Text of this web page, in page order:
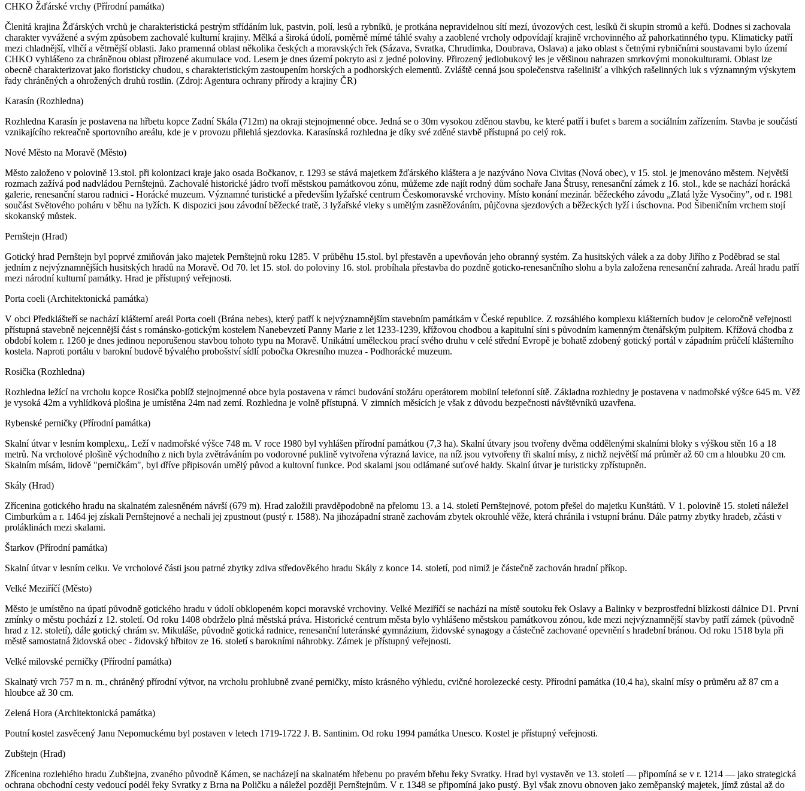
CHKO Žďárské vrchy (Přírodní památka)
Členitá krajina Žďárských vrchů je charakteristická pestrým střídáním luk, pastvin, polí, lesů a rybníků, je protkána nepravidelnou sítí mezí, úvozových cest, lesíků či skupin stromů a keřů. Dodnes si zachovala
charakter vyvážené a svým způsobem zachovalé kulturní krajiny. Mělká a široká údolí, poměrně mírné táhlé svahy a zaoblené vrcholy odpovídají krajině vrchovinného až pahorkatinného typu. Klimaticky patří
mezi chladnější, vlhčí a větrnější oblasti. Jako pramenná oblast několika českých a moravských řek (Sázava, Svratka, Chrudimka, Doubrava, Oslava) a jako oblast s četnými rybničními soustavami bylo území
CHKO vyhlášeno za chráněnou oblast přirozené akumulace vod. Lesem je dnes území pokryto asi z jedné poloviny. Přirozený jedlobukový les je většinou nahrazen smrkovými monokulturami. Oblast lze
obecně charakterizovat jako floristicky chudou, s charakteristickým zastoupením horských a podhorských elementů. Zvláště cenná jsou společenstva rašelinišť a vlhkých rašelinných luk s významným výskytem
řady chráněných a ohrožených druhů rostlin. (Zdroj: Agentura ochrany přírody a krajiny ČR)
Karasín (Rozhledna)
Rozhledna Karasín je postavena na hřbetu kopce Zadní Skála (712m) na okraji stejnojmenné obce. Jedná se o 30m vysokou zděnou stavbu, ke které patří i bufet s barem a sociálním zařízením. Stavba je součástí
vznikajícího rekreačně sportovního areálu, kde je v provozu přilehlá sjezdovka. Karasínská rozhledna je díky své zděné stavbě přístupná po celý rok.
Nové Město na Moravě (Město)
Město založeno v polovině 13.stol. při kolonizaci kraje jako osada Bočkanov, r. 1293 se stává majetkem žďárského kláštera a je nazýváno Nova Civitas (Nová obec), v 15. stol. je jmenováno městem. Největší
rozmach zažívá pod nadvládou Pernštejnů. Zachovalé historické jádro tvoří městskou památkovou zónu, můžeme zde najít rodný dům sochaře Jana Štrusy, renesanční zámek z 16. stol., kde se nachází horácká
galerie, renesanční starou radnici - Horácké muzeum. Významné turistické a především lyžařské centrum Českomoravské vrchoviny. Místo konání mezinár. běžeckého závodu „Zlatá lyže Vysočiny", od r. 1981
součást Světového poháru v běhu na lyžích. K dispozici jsou závodní běžecké tratě, 3 lyžařské vleky s umělým zasněžováním, půjčovna sjezdových a běžeckých lyží i úschovna. Pod Šibeničním vrchem stojí
skokanský můstek.
Pernštejn (Hrad)
Gotický hrad Pernštejn byl poprvé zmiňován jako majetek Pernštejnů roku 1285. V průběhu 15.stol. byl přestavěn a upevňován jeho obranný systém. Za husitských válek a za doby Jiřího z Poděbrad se stal
jedním z nejvýznamnějších husitských hradů na Moravě. Od 70. let 15. stol. do poloviny 16. stol. probíhala přestavba do pozdně goticko-renesančního slohu a byla založena renesanční zahrada. Areál hradu patří
mezi národní kulturní památky. Hrad je přístupný veřejnosti.
Porta coeli (Architektonická památka)
V obci Předklášteří se nachází klášterní areál Porta coeli (Brána nebes), který patří k nejvýznamnějším stavebním památkám v České republice. Z rozsáhlého komplexu klášterních budov je celoročně veřejnosti
přístupná stavebně nejcennější část s románsko-gotickým kostelem Nanebevzetí Panny Marie z let 1233-1239, křížovou chodbou a kapitulní síni s původním kamenným čtenářským pulpitem. Křížová chodba z
období kolem r. 1260 je dnes jedinou neporušenou stavbou tohoto typu na Moravě. Unikátní uměleckou prací svého druhu v celé střední Evropě je bohatě zdobený gotický portál v západním průčelí klášterního
kostela. Naproti portálu v barokní budově bývalého probošství sídlí pobočka Okresního muzea - Podhorácké muzeum.
Rosička (Rozhledna)
Rozhledna ležící na vrcholu kopce Rosička poblíž stejnojmenné obce byla postavena v rámci budování stožáru operátorem mobilní telefonní sítě. Základna rozhledny je postavena v nadmořské výšce 645 m. Věž
je vysoká 42m a vyhlídková plošina je umístěna 24m nad zemí. Rozhledna je volně přístupná. V zimních měsících je však z důvodu bezpečnosti návštěvníků uzavřena.
Rybenské perničky (Přírodní památka)
Skalní útvar v lesním komplexu,. Leží v nadmořské výšce 748 m. V roce 1980 byl vyhlášen přírodní památkou (7,3 ha). Skalní útvary jsou tvořeny dvěma oddělenými skalními bloky s výškou stěn 16 a 18
metrů. Na vrcholové plošině východního z nich byla zvětráváním po vodorovné puklině vytvořena výrazná lavice, na níž jsou vytvořeny tři skalní mísy, z nichž největší má průměr až 60 cm a hloubku 20 cm.
Skalním mísám, lidově "perničkám", byl dříve připisován umělý původ a kultovní funkce. Pod skalami jsou odlámané suťové haldy. Skalní útvar je turisticky zpřístupněn.
Skály (Hrad)
Zřícenina gotického hradu na skalnatém zalesněném návrší (679 m). Hrad založili pravděpodobně na přelomu 13. a 14. století Pernštejnové, potom přešel do majetku Kunštátů. V 1. polovině 15. století náležel
Cimburkům a r. 1464 jej získali Pernštejnové a nechali jej zpustnout (pustý r. 1588). Na jihozápadní straně zachovám zbytek okrouhlé věže, která chránila i vstupní bránu. Dále patrny zbytky hradeb, zčásti v
proláklinách mezi skalami.
Štarkov (Přírodní památka)
Skalní útvar v lesním celku. Ve vrcholové části jsou patrné zbytky zdiva středověkého hradu Skály z konce 14. století, pod nimiž je částečně zachován hradní příkop.
Velké Meziříčí (Město)
Město je umístěno na úpatí původně gotického hradu v údolí obklopeném kopci moravské vrchoviny. Velké Meziříčí se nachází na místě soutoku řek Oslavy a Balinky v bezprostřední blízkosti dálnice D1. První
zmínky o městu pochází z 12. století. Od roku 1408 obdrželo plná městská práva. Historické centrum města bylo vyhlášeno městskou památkovou zónou, kde mezi nejvýznamnější stavby patří zámek (původně
hrad z 12. století), dále gotický chrám sv. Mikuláše, původně gotická radnice, renesanční luteránské gymnázium, židovské synagogy a částečně zachované opevnění s hradební bránou. Od roku 1518 byla při
městě samostatná židovská obec - židovský hřbitov ze 16. století s barokními náhrobky. Zámek je přístupný veřejnosti.
Velké milovské perničky (Přírodní památka)
Skalnatý vrch 757 m n. m., chráněný přírodní výtvor, na vrcholu prohlubně zvané perničky, místo krásného výhledu, cvičné horolezecké cesty. Přírodní památka (10,4 ha), skalní mísy o průměru až 87 cm a
hloubce až 30 cm.
Zelená Hora (Architektonická památka)
Poutní kostel zasvěcený Janu Nepomuckému byl postaven v letech 1719-1722 J. B. Santinim. Od roku 1994 památka Unesco. Kostel je přístupný veřejnosti.
Zubštejn (Hrad)
Zřícenina rozlehlého hradu Zubštejna, zvaného původně Kámen, se nacházejí na skalnatém hřebenu po pravém břehu řeky Svratky. Hrad byl vystavěn ve 13. století — připomíná se v r. 1214 — jako strategická
ochrana obchodní cesty vedoucí podél řeky Svratky z Brna na Poličku a náležel později Pernštejnům. V r. 1348 se připomíná jako pustý. Byl však znovu obnoven jako zeměpanský majetek, jímž zůstal až do